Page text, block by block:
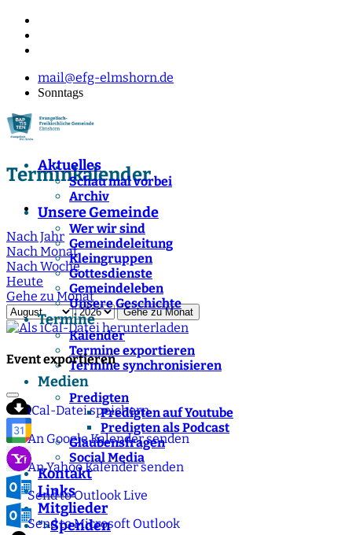
mail@efg-elmshorn.de
Sonntags
Aktuelles
Schau mal vorbei
Archiv
Unsere Gemeinde
Wer wir sind
Gemeindeleitung
Kleingruppen
Gottesdienste
Gemeindeleben
Unsere Geschichte
Termine
Kalender
Termine exportieren
Termine synchronisieren
Medien
Predigten
Predigten auf Youtube
Predigten als Podcast
Glaubensfragen
Social Media
Kontakt
Links
Mitglieder
">Spenden
Terminkalender
Nach Jahr
Nach Monat
Nach Woche
Heute
Gehe zu Monat
Gehe zu Monat
Event exportieren
iCal-Datei speichern
An Google Kalender senden
An Yahoo Kalender senden
Send to Outlook Live
Send to Microsoft Outlook